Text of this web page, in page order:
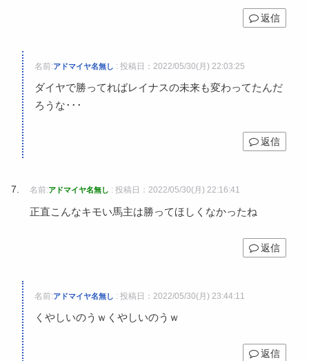
返信
名前:アドマイヤ名無し : 投稿日：2022/05/30(月) 22:03:25
ダイヤで勝ってればレイナスの未来も変わってたんだ
ろうな･･･
返信
名前:アドマイヤ名無し : 投稿日：2022/05/30(月) 22:16:41
正直こんなキモい馬主は勝ってほしくなかったね
返信
名前:アドマイヤ名無し : 投稿日：2022/05/30(月) 23:44:11
くやしいのうｗくやしいのうｗ
返信